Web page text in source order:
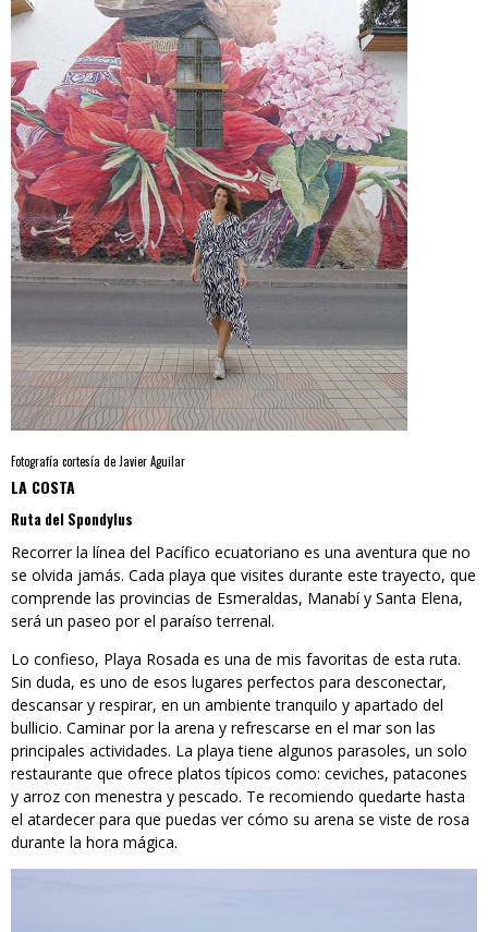
Fotografía cortesía de Javier Aguilar
LA COSTA
Ruta del Spondylus
Recorrer la línea del Pacífico ecuatoriano es una aventura que no
se olvida jamás. Cada playa que visites durante este trayecto, que
comprende las provincias de Esmeraldas, Manabí y Santa Elena,
será un paseo por el paraíso terrenal.
Lo confieso, Playa Rosada es una de mis favoritas de esta ruta.
Sin duda, es uno de esos lugares perfectos para desconectar,
descansar y respirar, en un ambiente tranquilo y apartado del
bullicio. Caminar por la arena y refrescarse en el mar son las
principales actividades. La playa tiene algunos parasoles, un solo
restaurante que ofrece platos típicos como: ceviches, patacones
y arroz con menestra y pescado. Te recomiendo quedarte hasta
el atardecer para que puedas ver cómo su arena se viste de rosa
durante la hora mágica.